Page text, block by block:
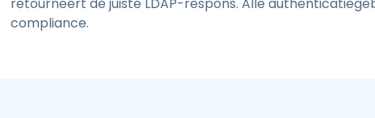
compliance.